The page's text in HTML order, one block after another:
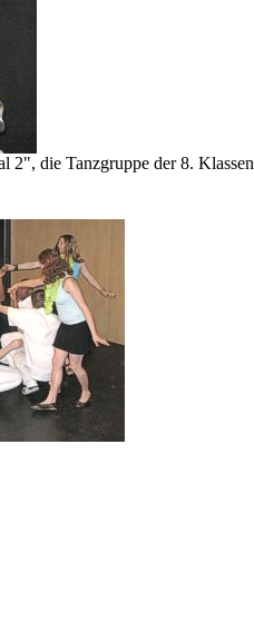
2", die Tanzgruppe der 8. Klassen